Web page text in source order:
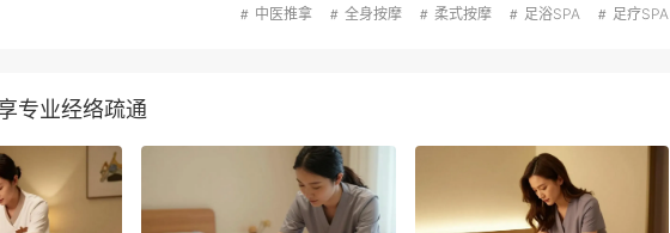
中医推拿 全身按摩 柔式按摩 足浴SPA 足疗SPA
专业经络疏通